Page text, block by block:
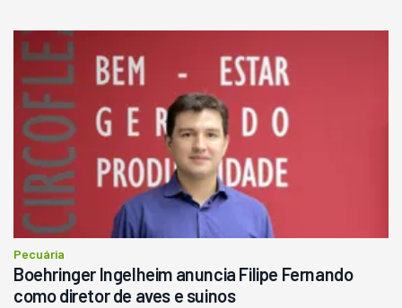
Pecuária
Boehringer Ingelheim anuncia Filipe Fernando
como diretor de aves e suinos